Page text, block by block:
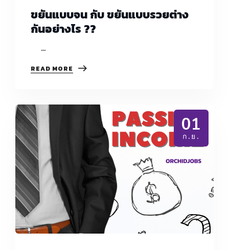
ขยันแบบจน กับ ขยันแบบรวยต่าง
กันอย่างไร ??
…
READ MORE ขยัน
ขยัน
01
ก.ย.